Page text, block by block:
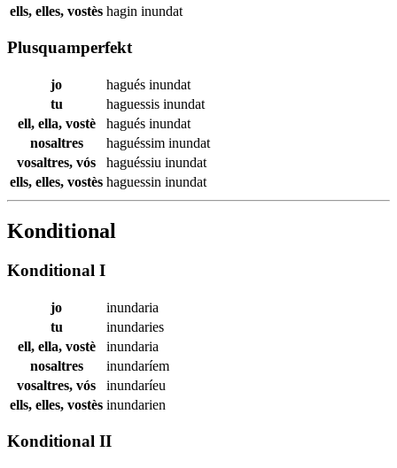
ells, elles, vostès hagin inundat
Plusquamperfekt
jo hagués inundat
tu
haguessis inundat
ell, ella, vostè
hagués inundat
nosaltres
haguéssim inundat
vosaltres, vós
haguéssiu inundat
ells, elles, vostès haguessin inundat
Konditional
Konditional I
jo
inundaria
tu
inundaries
ell, ella, vostè
inundaria
nosaltres
inundaríem
vosaltres, vós
inundaríeu
ells, elles, vostès inundarien
Konditional II